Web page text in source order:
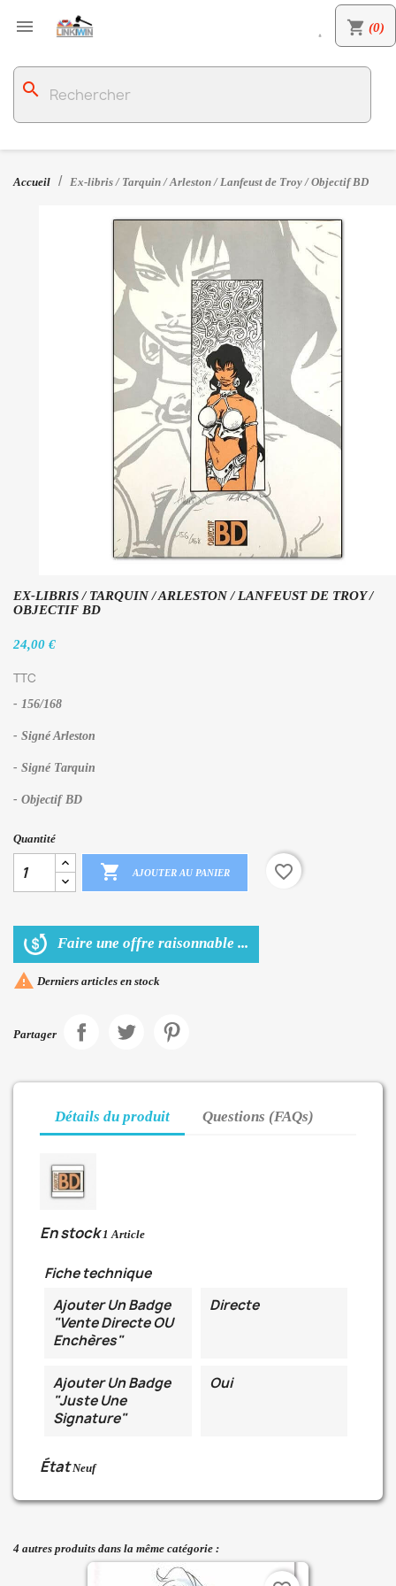
 shopping_cart (0)

search
Accueil Ex-libris / Tarquin / Arleston / Lanfeust de Troy / Objectif BD
EX-LIBRIS / TARQUIN / ARLESTON / LANFEUST DE TROY /
OBJECTIF BD
24,00 €
TTC
- 156/168
- Signé Arleston
- Signé Tarquin
- Objectif BD
Quantité
 AJOUTER AU PANIER favorite_border
Faire une offre raisonnable ...
 Derniers articles en stock
Partager
Détails du produit Questions (FAQs)
En stock 1 Article
Fiche technique
Ajouter Un Badge
"Vente Directe OU
Enchères"
Directe
Ajouter Un Badge
"Juste Une
Signature"
Oui
État Neuf
4 autres produits dans la même catégorie :